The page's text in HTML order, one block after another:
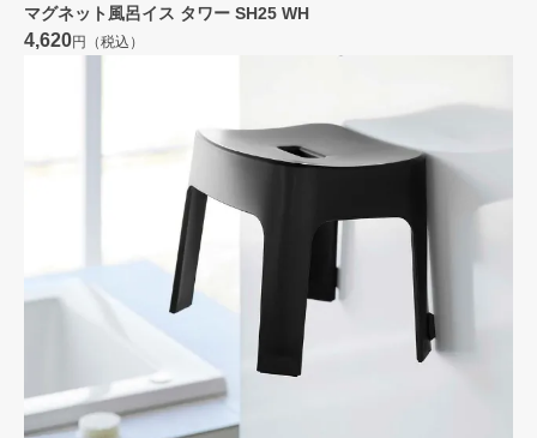
マグネット風呂イス タワー SH25 WH
4,620円（税込）